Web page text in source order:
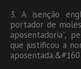
3. A isenção
portador de
aposentadoria”,
que justificou a